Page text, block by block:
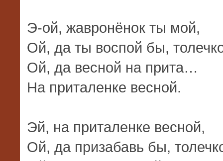
Э-ой, жавронёнок ты мой,
Ой, да ты воспой бы,
Ой, да весной на прита…
На приталенке весной.
Эй, на приталенке весной,
Ой, да призабавь бы,